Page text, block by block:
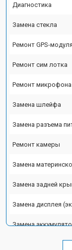
Диагностика
Замена стекла
Ремонт GPS-модуля
Ремонт сим лотка
Ремонт микрофона
Замена шлейфа
Замена разъема
Ремонт камеры
Замена
Замена задней
Замена дисплея
Замена